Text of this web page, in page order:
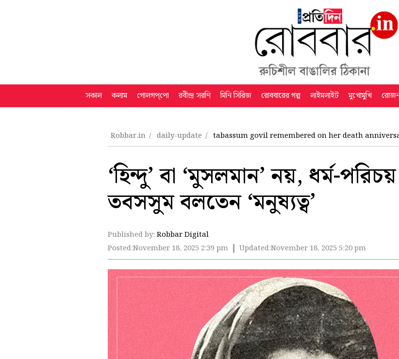
সকাল কলাম গোলগপ্‌পো রবীন্দ্র সরণি মিনি সিরিজ রোববারের গল্প লাইমলাইট মুখোমুখি
Robbar.in daily-update tabassum govil remembered on her death
‘হিন্দু’ বা ‘মুসলমান’ নয়, ধর্ম-
তবসসুম বলতেন ‘মনুষ্যত্ব’
Published by: Robbar Digital
Posted:November 18, 2025 2:39 pm Updated:November 18, 2025 5:20 pm